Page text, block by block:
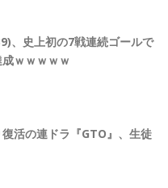
、史上初の7戦連続ゴールで
ｗｗｗｗｗ
復活の連ドラ『GTO』、生徒